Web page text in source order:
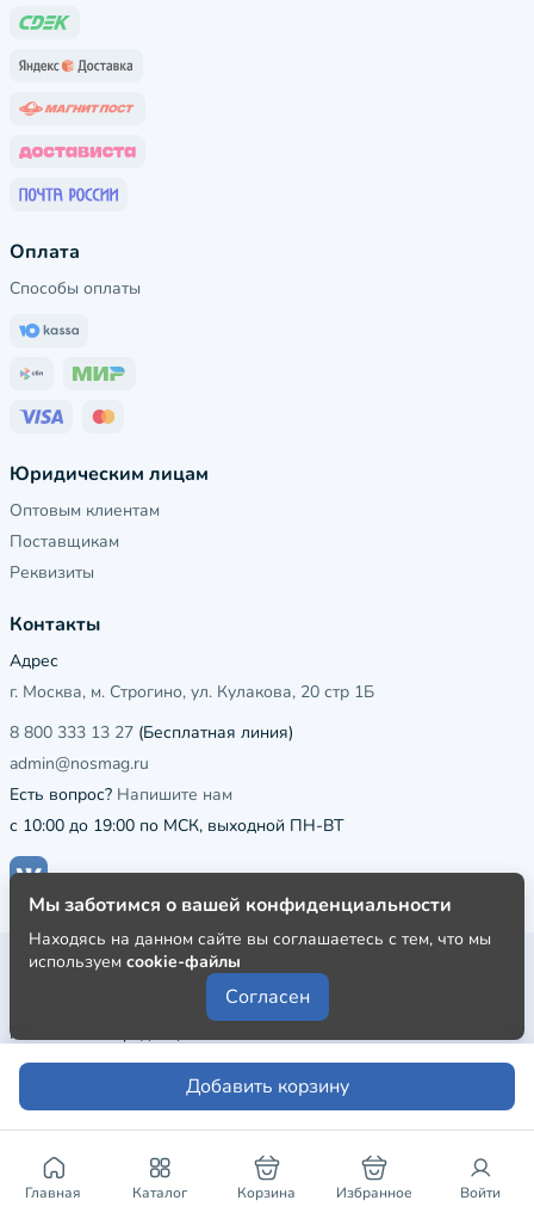
Добавить корзину
Главная Каталог Корзина Избранное Войти
Оплата
Способы оплаты
Юридическим лицам
Оптовым клиентам
Поставщикам
Реквизиты
Контакты
Адрес
г. Москва, м. Строгино, ул. Кулакова, 20 стр 1Б
8 800 333 13 27 (Бесплатная линия)
admin@nosmag.ru
Есть вопрос? Напишите нам
с 10:00 до 19:00 по МСК, выходной ПН-ВТ
Публичная оферта
Пользовательское соглашение
Политика конфиденциальности
Мы заботимся о вашей конфиденциальности
Находясь на данном сайте вы соглашаетесь с тем, что мы
используем cookie-файлы
Согласен